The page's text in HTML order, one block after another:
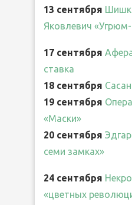
13 сентября
Яковлевич «Угрюм-
17 сентября
ставка
18 сентября
19 сентября
«Маски»
20 сентября
семи замках»
24 сентября
«цветных